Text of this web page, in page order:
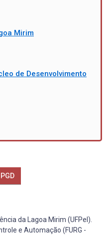
Mirim
de Desenvolvimento
PGD
da Lagoa Mirim (UFPel).
e Automação (FURG -